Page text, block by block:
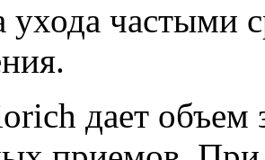
ухода частыми
дает объем